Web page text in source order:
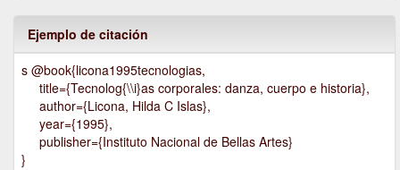
Ejemplo de citación
s @book{licona1995tecnologias,
title={Tecnolog{\\i}as corporales: danza, cuerpo e historia},
author={Licona, Hilda C Islas},
year={1995},
publisher={Instituto Nacional de Bellas Artes}
}